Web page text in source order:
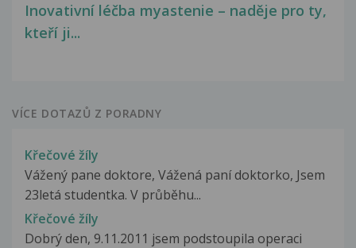
Inovativní léčba myastenie – naděje pro ty,
kteří ji...
VÍCE DOTAZŮ Z PORADNY
Křečové žíly
Vážený pane doktore, Vážená paní doktorko, Jsem
23letá studentka. V průběhu...
Křečové žíly
Dobrý den, 9.11.2011 jsem podstoupila operaci